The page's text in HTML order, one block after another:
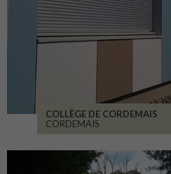
COLLÈGE DE CORDEMAIS
CORDEMAIS